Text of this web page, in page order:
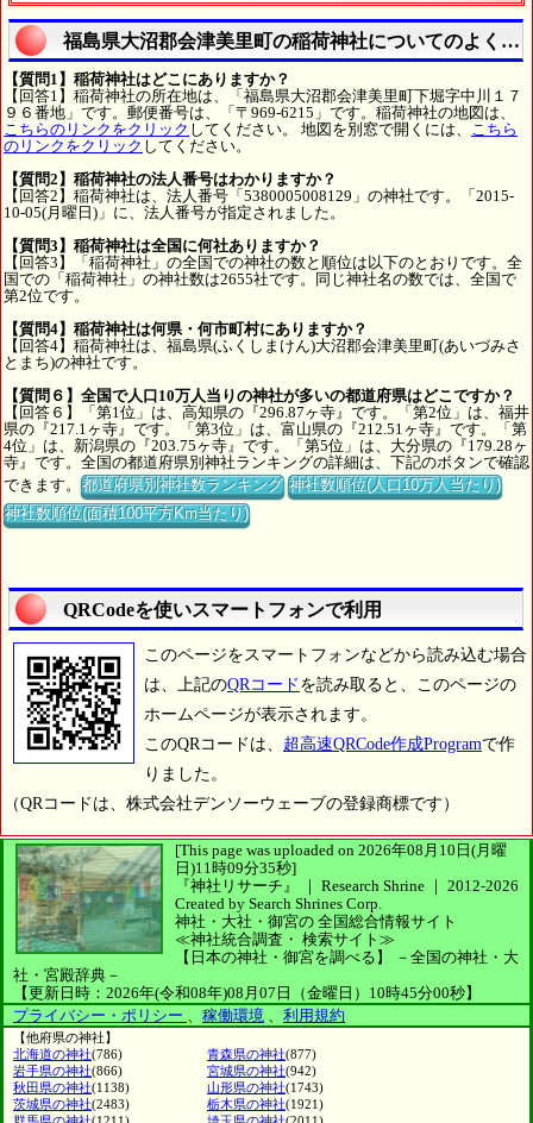
福島県大沼郡会津美里町の稲荷神社についてのよくあ
【質問1】稲荷神社はどこにありますか？
【回答1】稲荷神社の所在地は、「福島県大沼郡会津美里町下堀字中川１７
９６番地」です。郵便番号は、「〒969-6215」です。稲荷神社の地図は、
こちらのリンクをクリック してください。 地図を別窓で開くには、 こちら
のリンクをクリック してください。
【質問2】稲荷神社の法人番号はわかりますか？
【回答2】稲荷神社は、法人番号「5380005008129」の神社です。「2015-
10-05(月曜日)」に、法人番号が指定されました。
【質問3】稲荷神社は全国に何社ありますか？
【回答3】「稲荷神社」の全国での神社の数と順位は以下のとおりです。全
国での「稲荷神社」の神社数は2655社です。同じ神社名の数では、全国で
第2位です。
【質問4】稲荷神社は何県・何市町村にありますか？
【回答4】稲荷神社は、福島県(ふくしまけん)大沼郡会津美里町(あいづみさ
とまち)の神社です。
【質問６】全国で人口10万人当りの神社が多いの都道府県はどこですか？
【回答６】「第1位」は、高知県の『296.87ヶ寺』です。「第2位」は、福井
県の『217.1ヶ寺』です。「第3位」は、富山県の『212.51ヶ寺』です。「第
4位」は、新潟県の『203.75ヶ寺』です。「第5位」は、大分県の『179.28ヶ
寺』です。全国の都道府県別神社ランキングの詳細は、下記のボタンで確認
できます。都道府県別神社数ランキング 神社数順位(人口10万人当たり)
神社数順位(面積100平方Km当たり)
QRCodeを使いスマートフォンで利用
このページをスマートフォンなどから読み込む場合
は、上記のQRコード を読み取ると、このページの
ホームページが表示されます。
このQRコードは、 超高速QRCode作成Programで作
りました。
（QRコードは、株式会社デンソーウェーブの登録商標です）
[This page was uploaded on 2026年08月10日(月曜
日)11時09分35秒]
『神社リサーチ』 ｜ Research Shrine ｜ 2012-2026
Created by Search Shrines Corp.
神社・大社・御宮の 全国総合情報サイト
≪神社統合調査・ 検索サイト≫
【日本の神社・御宮を調べる】
－全国の神社・大
社・宮殿辞典－
【更新日時：2026年(令和08年)08月07日（金曜日）10時45分00秒】
プライバシー・ポリシー 、 稼働環境 、 利用規約
【他府県の神社】
北海道の神社(786) 青森県の神社(877)
岩手県の神社(866) 宮城県の神社(942)
秋田県の神社(1138) 山形県の神社(1743)
茨城県の神社(2483) 栃木県の神社(1921)